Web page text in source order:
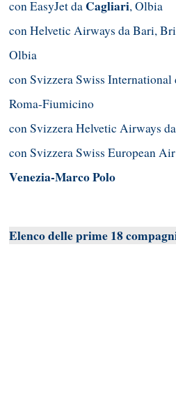
con EasyJet da Cagliari, Olbia
con Helvetic Airways da Bari,
Olbia
con Svizzera Swiss International
Roma-Fiumicino
con Svizzera Helvetic Airways
con Svizzera Swiss European
Venezia-Marco Polo
Elenco delle prime 18